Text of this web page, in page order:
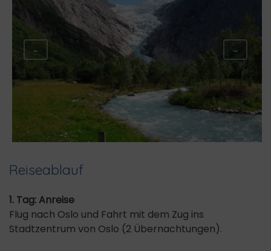
← →
Reiseablauf
1. Tag: Anreise
Flug nach Oslo und Fahrt mit dem Zug ins
Stadtzentrum von Oslo (2 Übernachtungen).